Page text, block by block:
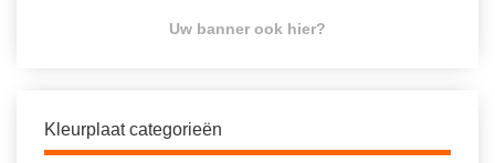
Uw banner ook hier?
Kleurplaat categorieën